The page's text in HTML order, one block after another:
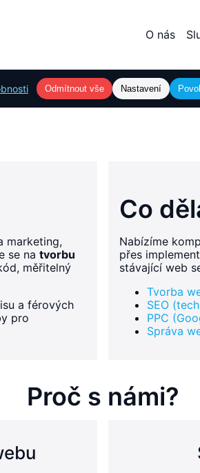
O nás
Odmítnout vše Nastavení
marketing,
se na tvorbu
měřitelný
a férových
pro
Co
Nabízíme
přes
stávající web
Tvorba
SEO
PPC
Správa
Proč s námi?